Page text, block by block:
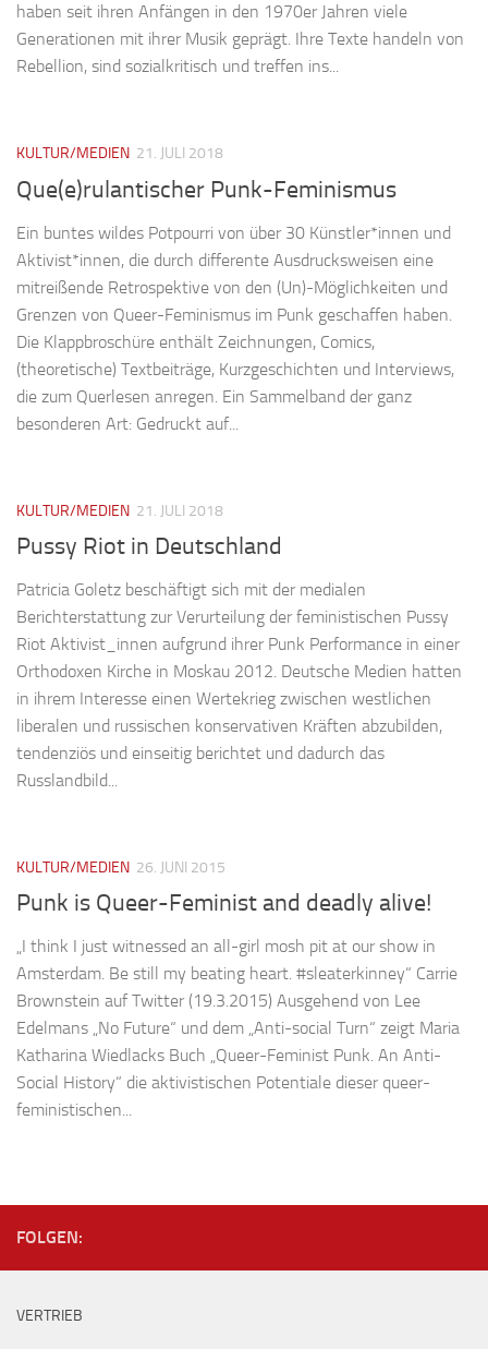
haben seit ihren Anfängen in den 1970er Jahren viele
Generationen mit ihrer Musik geprägt. Ihre Texte handeln von
Rebellion, sind sozialkritisch und treffen ins...
KULTUR/MEDIEN 21. JULI 2018
Que(e)rulantischer Punk-Feminismus
Ein buntes wildes Potpourri von über 30 Künstler*innen und
Aktivist*innen, die durch differente Ausdrucksweisen eine
mitreißende Retrospektive von den (Un)-Möglichkeiten und
Grenzen von Queer-Feminismus im Punk geschaffen haben.
Die Klappbroschüre enthält Zeichnungen, Comics,
(theoretische) Textbeiträge, Kurzgeschichten und Interviews,
die zum Querlesen anregen. Ein Sammelband der ganz
besonderen Art: Gedruckt auf...
KULTUR/MEDIEN 21. JULI 2018
Pussy Riot in Deutschland
Patricia Goletz beschäftigt sich mit der medialen
Berichterstattung zur Verurteilung der feministischen Pussy
Riot Aktivist_innen aufgrund ihrer Punk Performance in einer
Orthodoxen Kirche in Moskau 2012. Deutsche Medien hatten
in ihrem Interesse einen Wertekrieg zwischen westlichen
liberalen und russischen konservativen Kräften abzubilden,
tendenziös und einseitig berichtet und dadurch das
Russlandbild...
KULTUR/MEDIEN 26. JUNI 2015
Punk is Queer-Feminist and deadly alive!
„I think I just witnessed an all-girl mosh pit at our show in
Amsterdam. Be still my beating heart. #sleaterkinney“ Carrie
Brownstein auf Twitter (19.3.2015) Ausgehend von Lee
Edelmans „No Future“ und dem „Anti-social Turn“ zeigt Maria
Katharina Wiedlacks Buch „Queer-Feminist Punk. An Anti-
Social History“ die aktivistischen Potentiale dieser queer-
feministischen...
FOLGEN:
VERTRIEB